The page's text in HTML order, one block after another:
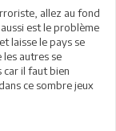
allez au fond
est le problème
laisse le pays se
autres se
car il faut bien
ce sombre jeux